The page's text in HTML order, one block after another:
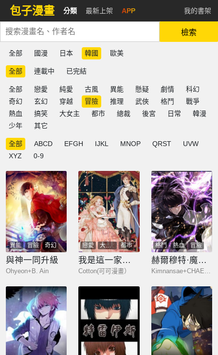
包子漫畫 分類 最新上架 APP 我的書架
檢索
全部 國漫 日本 韓國 歐美
全部 連載中 已完結
全部 戀愛 純愛 古風 異能 懸疑 劇情
科幻
奇幻
玄幻 穿越 冒險 推理 武俠 格鬥
戰爭
熱血
搞笑 大女主 都市 總裁 後宮 日常
韓漫
少年
其它
全部 ABCD EFGH IJKL MNOP QRST
UVW
XYZ
0-9
異能 冒險 奇幻
與神一同升級
Ohyeon+B. Ain
戀愛 大女主
都市
冒險
我是這一家兒的孩子
Cotton(可可漫畫）
格鬥 熱血 冒險
赫爾穆特·魔物養育之子
Kimnansae+CHAEⅢ+honyo